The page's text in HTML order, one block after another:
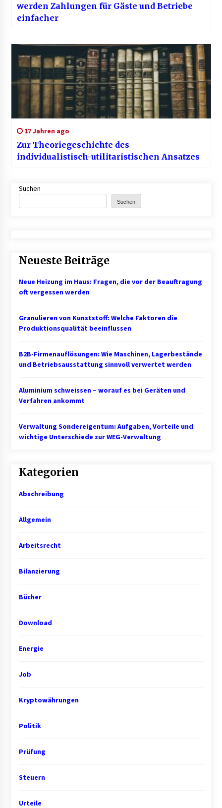
werden Zahlungen für Gäste und Betriebe
einfacher
17 Jahren ago
Zur Theoriegeschichte des
individualistisch-utilitaristischen Ansatzes
Suchen
Suchen
Neueste Beiträge
Neue Heizung im Haus: Fragen, die vor der Beauftragung
oft vergessen werden
Granulieren von Kunststoff: Welche Faktoren die
Produktionsqualität beeinflussen
B2B-Firmenauflösungen: Wie Maschinen, Lagerbestände
und Betriebsausstattung sinnvoll verwertet werden
Aluminium schweissen – worauf es bei Geräten und
Verfahren ankommt
Verwaltung Sondereigentum: Aufgaben, Vorteile und
wichtige Unterschiede zur WEG-Verwaltung
Kategorien
Abschreibung
Allgemein
Arbeitsrecht
Bilanzierung
Bücher
Download
Energie
Job
Kryptowährungen
Politik
Prüfung
Steuern
Urteile